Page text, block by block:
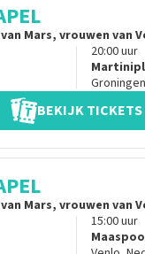
Mars, vrouwen van
20:00uur
Groningen
BEKIJK TICKETS
Mars, vrouwen van
15:00uur